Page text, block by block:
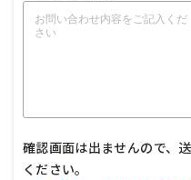
確認画面は出ませんので、
ください。